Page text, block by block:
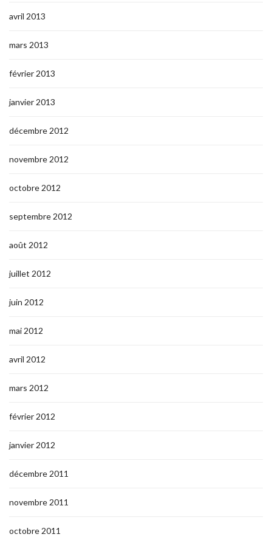
avril 2013
mars 2013
février 2013
janvier 2013
décembre 2012
novembre 2012
octobre 2012
septembre 2012
août 2012
juillet 2012
juin 2012
mai 2012
avril 2012
mars 2012
février 2012
janvier 2012
décembre 2011
novembre 2011
octobre 2011